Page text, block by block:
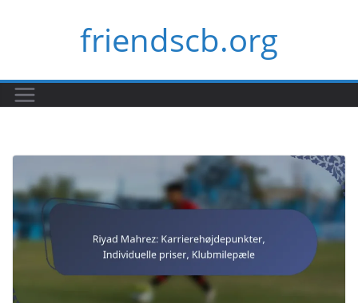
friendscb.org